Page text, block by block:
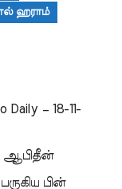
ஹராம்
– 18-11-
ஆபிதீன்
பின்